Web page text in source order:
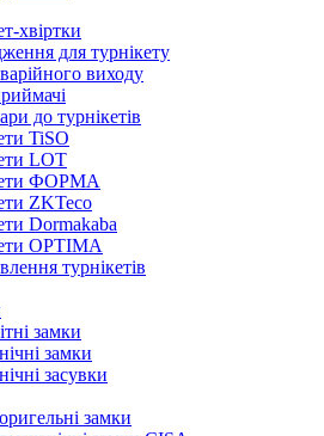
хвіртки
для турнікету
виходу
до турнікетів
TiSO
LOT
ФОРМА
ZKTeco
Dormakaba
OPTIMA
турнікетів
замки
замки
засувки
замки